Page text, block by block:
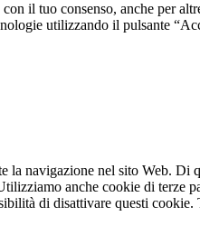
il tuo consenso, anche per
utilizzando il pulsante
la navigazione nel sito Web.
anche cookie di terze
di disattivare questi